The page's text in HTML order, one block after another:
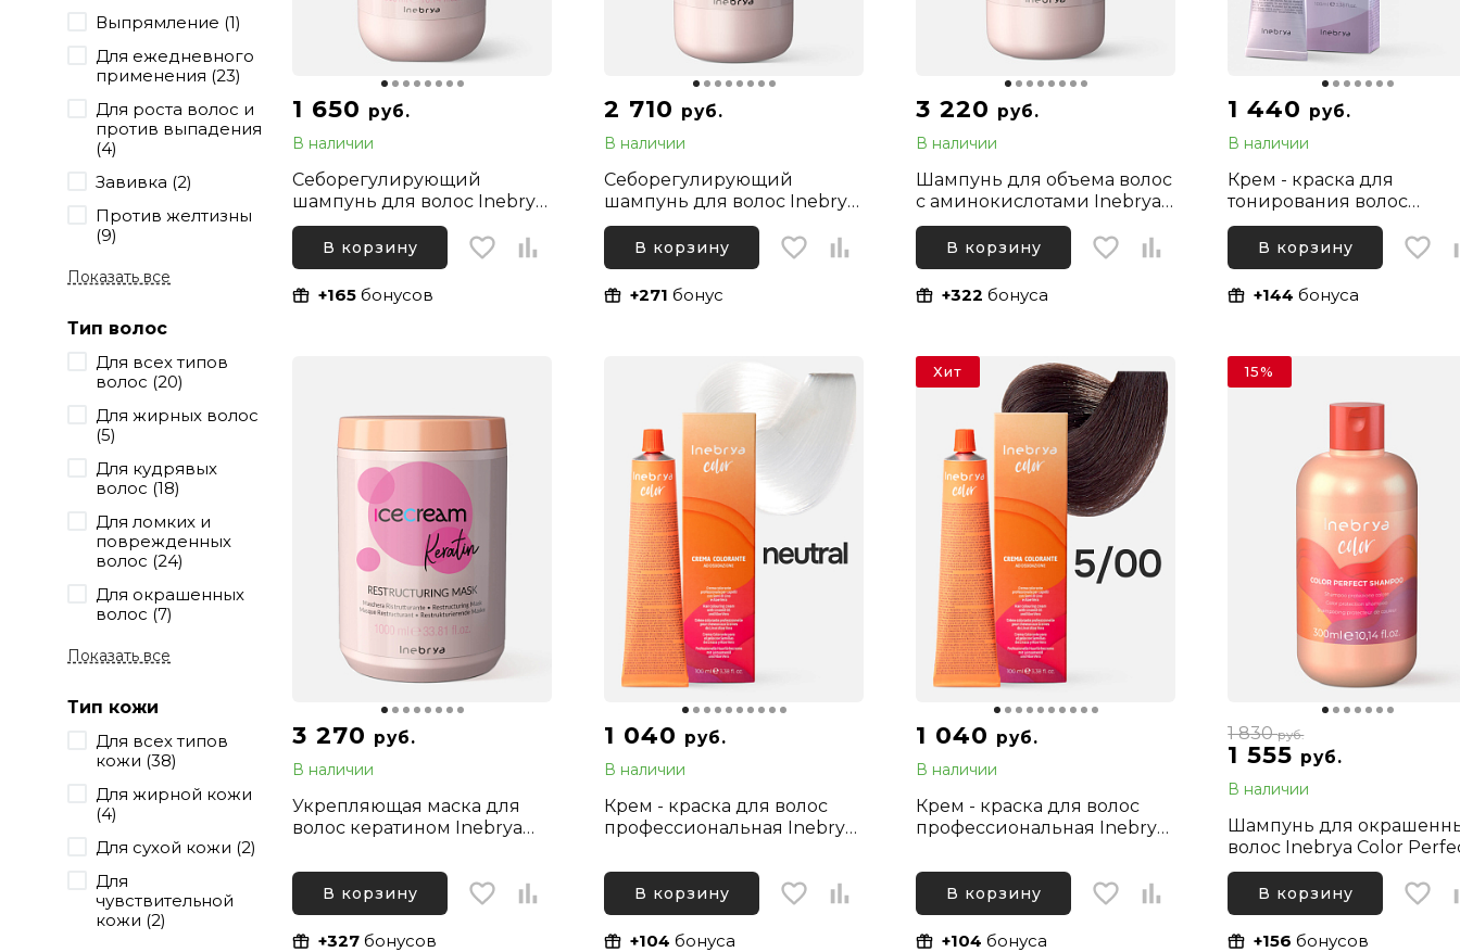
Выпрямление (1)
Для ежедневного
применения (23)
Для роста волос и
против выпадения
(4)
Завивка (2)
Против желтизны
(9)
Показать все
Тип волос
Для всех типов
волос (20)
Для жирных волос
(5)
Для кудрявых
волос (18)
Для ломких и
поврежденных
волос (24)
Для окрашенных
волос (7)
Показать все
Тип кожи
Для всех типов
кожи (38)
Для жирной кожи
(4)
Для сухой кожи (2)
Для
чувствительной
кожи (2)
1 650 руб.
В наличии
Себорегулирующий
шампунь для волос Inebrya
Ice Cream Balance Shampoo,
300 мл
В корзину
+165 бонусов
2 710 руб.
В наличии
Себорегулирующий
шампунь для волос Inebrya
Ice Cream Balance Shampoo,
1000 мл
В корзину
+271 бонус
3 220 руб.
В наличии
Шампунь для объема волос
с аминокислотами Inebrya
Ice Cream Pro-Volume
Shampoo, 1000 мл
В корзину
+322 бонуса
1 440 руб.
В наличии
Крем - краска для
тонирования волос
профессиональная без
аммиака Inebrya
Toner Demi Permanent
Карамельный блонд,
В корзину
+144 бонуса
3 270 руб.
В наличии
Укрепляющая маска для
волос кератином Inebrya
Restructuring Mask, 1000 мл
В корзину
+327 бонусов
1 040 руб.
В наличии
Крем - краска для волос
профессиональная Inebrya
Нейтральный, 100 мл
В корзину
+104 бонуса
1 040 руб.
В наличии
Крем - краска для волос
профессиональная Inebrya
Светлый каштановый
Интенсивный натуральный,
100 мл
В корзину
+104 бонуса
Хит
1 555 руб.
1 830руб.
В наличии
Шампунь для
волос Inebrya Color
Shampoo, 300 мл
В корзину
+156 бонусов
15%